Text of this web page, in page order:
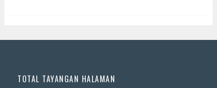
TOTAL TAYANGAN HALAMAN